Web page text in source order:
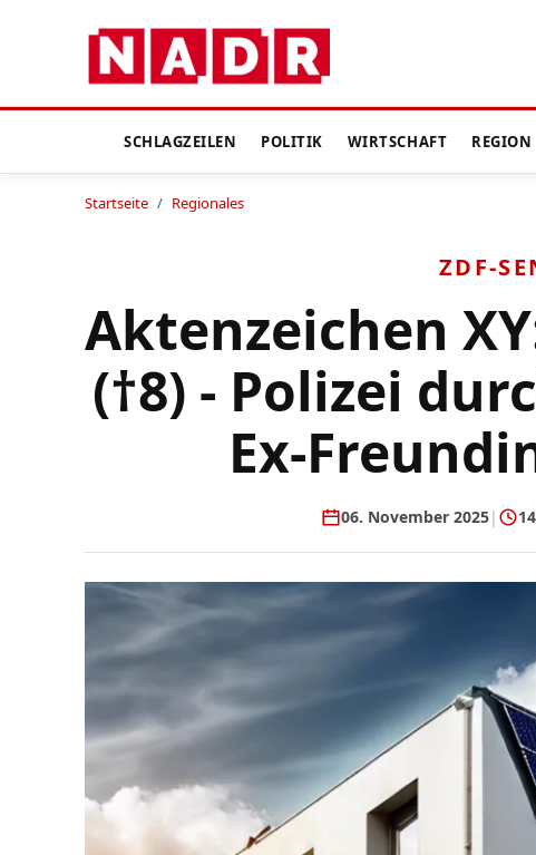
SCHLAGZEILEN POLITIK WIRTSCHAFT REGION
Startseite / Regionales
ZDF-
Aktenzeichen
(†8) - Polizei
Ex-
06. November 2025|